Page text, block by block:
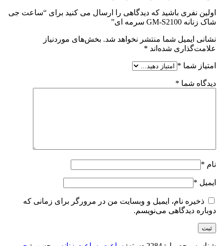
اولین نفری باشید که دیدگاهی را ارسال می کنید برای “ساعت جی
شاک زنانه GM-S2100 سرمه ای”
نشانی ایمیل شما منتشر نخواهد شد. بخش‌های موردنیاز
علامت‌گذاری شده‌اند *
امتیاز شما *
دیدگاه شما *
نام *
ایمیل *
ذخیره نام، ایمیل و وبسایت من در مرورگر برای زمانی که
دوباره دیدگاهی می‌نویسم.